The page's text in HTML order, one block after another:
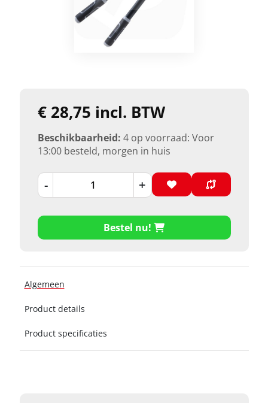
€ 28,75 incl. BTW
Beschikbaarheid: 4 op voorraad: Voor
13:00 besteld, morgen in huis
- +
Bestel nu!
Algemeen
Product details
Product specificaties